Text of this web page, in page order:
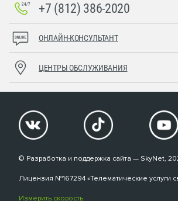
+7 (812) 386-2020
ОНЛАЙН-КОНСУЛЬТАНТ
ЦЕНТРЫ ОБСЛУЖИВАНИЯ
© Разработка и поддержка сайта — SkyNet,
Лицензия №167294 «Телематические услуги
Измерить скорость